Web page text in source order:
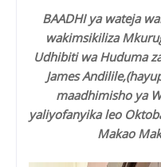
BAADHI ya wateja
wakimsikiliza
Udhibiti wa Huduma
James
maadhimisho ya
yaliyofanyika leo
Makao